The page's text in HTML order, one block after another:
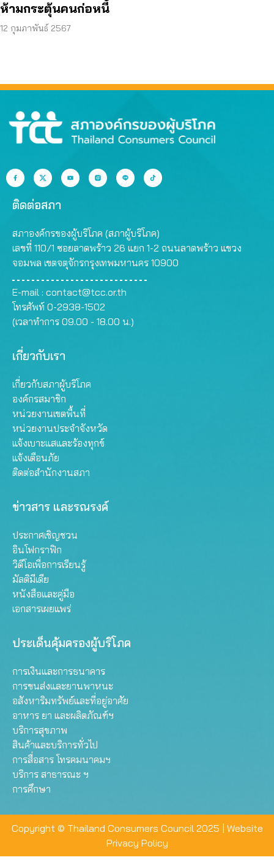
ห้ามกระตุ้นคนก่อหนี้
12 กุมภาพันธ์ 2567
ติดต่อสภา
สภาองค์กรของผู้บริโภค (สภาผู้บริโภค)
เลขที่ 110/1 ซอยลาดพร้าว 26 แยก 1-2 ถนนลาดพร้าว แขวง
จอมพล เขตจตุจักรกรุงเทพมหานคร 10900
E-mail : contact@tcc.or.th
โทรศัพท์ 0-2938-1502
(เวลาทำการ 09.00 - 18.00 น.)
เกี่ยวกับเรา
เกี่ยวกับสภาผู้บริโภค
องค์กรสมาชิก
หน่วยงานเขตพื้นที่
หน่วยงานประจำจังหวัด
แจ้งเบาะแสและร้องทุกข์
แจ้งเตือนภัย
ติดต่อสำนักงานสภา
ข่าวสาร และรณรงค์
ประกาศเชิญชวน
อินโฟกราฟิก
วิดีโอเพื่อการเรียนรู้
มัลติมีเดีย
หนังสือและคู่มือ
เอกสารเผยแพร่
ประเด็นคุ้มครองผู้บริโภค
การเงินและการธนาคาร
การขนส่งและยานพาหนะ
อสังหาริมทรัพย์และที่อยู่อาศัย
อาหาร ยา และผลิตภัณฑ์ฯ
บริการสุขภาพ
สินค้าและบริการทั่วไป
การสื่อสาร โทรคมนาคมฯ
บริการ สาธารณะ ฯ
การศึกษา
Copyright © Thailand Consumers Council 2025 | Website
Privacy Policy